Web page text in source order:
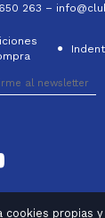
propias
263 –